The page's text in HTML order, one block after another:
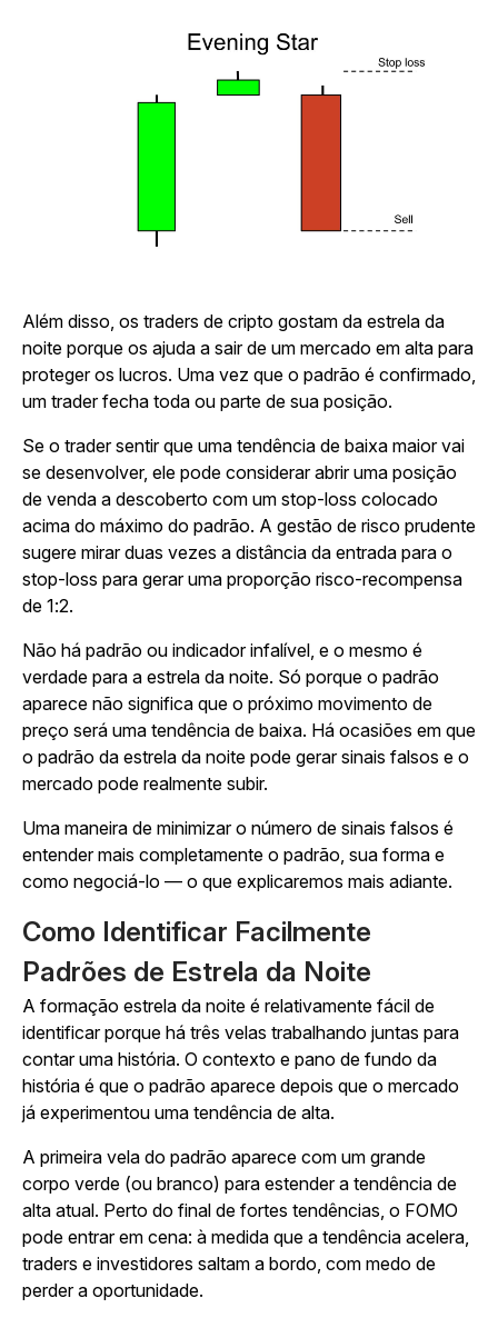
Além disso, os traders de cripto gostam da estrela da
noite porque os ajuda a sair de um mercado em alta para
proteger os lucros. Uma vez que o padrão é confirmado,
um trader fecha toda ou parte de sua posição.
Se o trader sentir que uma tendência de baixa maior vai
se desenvolver, ele pode considerar abrir uma posição
de venda a descoberto com um stop-loss colocado
acima do máximo do padrão. A gestão de risco prudente
sugere mirar duas vezes a distância da entrada para o
stop-loss para gerar uma proporção risco-recompensa
de 1:2.
Não há padrão ou indicador infalível, e o mesmo é
verdade para a estrela da noite. Só porque o padrão
aparece não significa que o próximo movimento de
preço será uma tendência de baixa. Há ocasiões em que
o padrão da estrela da noite pode gerar sinais falsos e o
mercado pode realmente subir.
Uma maneira de minimizar o número de sinais falsos é
entender mais completamente o padrão, sua forma e
como negociá-lo — o que explicaremos mais adiante.
Como Identificar Facilmente
Padrões de Estrela da Noite
A formação estrela da noite é relativamente fácil de
identificar porque há três velas trabalhando juntas para
contar uma história. O contexto e pano de fundo da
história é que o padrão aparece depois que o mercado
já experimentou uma tendência de alta.
A primeira vela do padrão aparece com um grande
corpo verde (ou branco) para estender a tendência de
alta atual. Perto do final de fortes tendências, o FOMO
pode entrar em cena: à medida que a tendência acelera,
traders e investidores saltam a bordo, com medo de
perder a oportunidade.